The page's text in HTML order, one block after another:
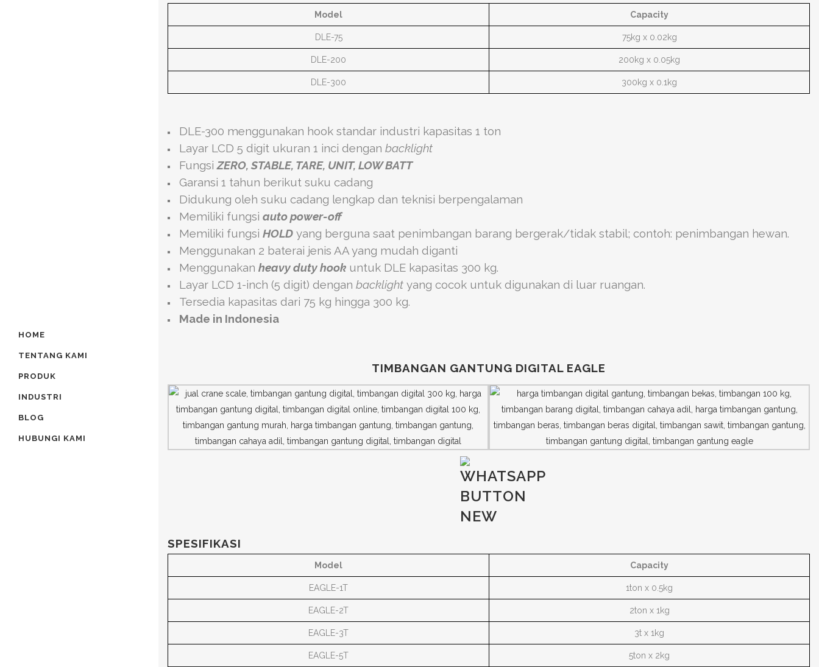
HOME
TENTANG KAMI
PRODUK
INDUSTRI
BLOG
HUBUNGI KAMI
Model Capacity
DLE-75 75kg x 0.02kg
DLE-200 200kg x 0.05kg
DLE-300 300kg x 0.1kg
DLE-300 menggunakan hook standar industri kapasitas 1 ton
Layar LCD 5 digit ukuran 1 inci dengan backlight
FungsiZERO, STABLE, TARE, UNIT, LOW BATT
Garansi 1 tahun berikut suku cadang
Didukung oleh suku cadang lengkap dan teknisi berpengalaman
Memiliki fungsi auto power-off
Memiliki fungsi HOLD yang berguna saat penimbangan barang bergerak/tidak stabil; contoh: penimbangan hewan.
Menggunakan 2 baterai jenis AA yang mudah diganti
Menggunakan heavy duty hook untuk DLE kapasitas 300 kg.
Layar LCD 1-inch (5 digit) dengan backlight yang cocok untuk digunakan di luar ruangan.
Tersedia kapasitas dari 75 kg hingga 300 kg.
Made in Indonesia
TIMBANGAN GANTUNG DIGITAL EAGLE
SPESIFIKASI
Model Capacity
EAGLE-1T 1ton x 0.5kg
EAGLE-2T 2ton x 1kg
EAGLE-3T 3t x 1kg
EAGLE-5T 5ton x 2kg